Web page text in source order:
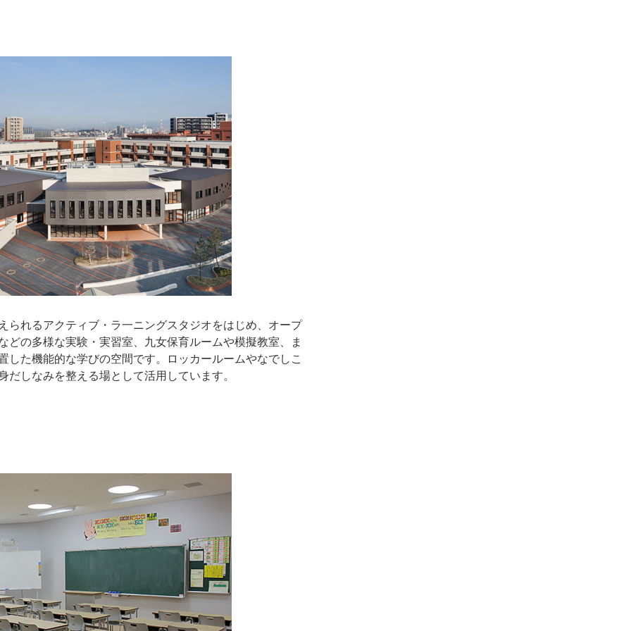
られるアクティブ・ラ一ニングスタジオをはじめ、オープ
どの多様な実験・実習室、九女保育ルームや模擬教室、ま
した機能的な学びの空間です。ロッカールームやなでしこ
しなみを整える場として活用しています。